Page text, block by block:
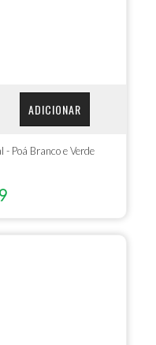
ADICIONAR
Poá Branco e Verde